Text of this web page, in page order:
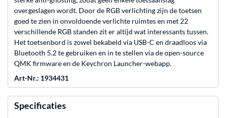
overgeslagen wordt. Door de RGB verlichting zijn de toetsen
goed te zien in onvoldoende verlichte ruimtes en met 22
verschillende RGB standen zit er altijd wat interessants tussen.
Het toetsenbord is zowel bekabeld via USB-C en draadloos via
Bluetooth 5.2 te gebruiken en in te stellen via de open-source
QMK firmware en de Keychron Launcher-webapp.
Art-Nr.: 1934431
Specificaties